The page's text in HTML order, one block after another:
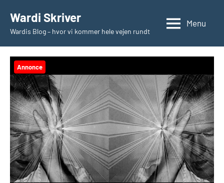
indhold
Wardi Skriver
Wardis Blog – hvor vi kommer hele vejen rundt
Menu
Annonce